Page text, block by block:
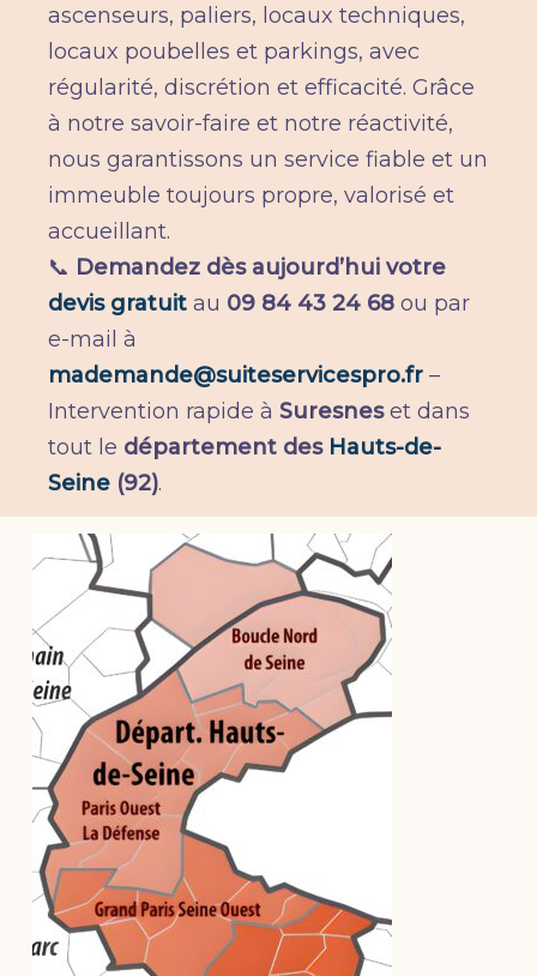
ascenseurs, paliers, locaux techniques,
locaux poubelles et parkings, avec
régularité, discrétion et efficacité. Grâce
à notre savoir-faire et notre réactivité,
nous garantissons un service fiable et un
immeuble toujours propre, valorisé et
accueillant.
📞 Demandez dès aujourd’hui votre
devis gratuit au 09 84 43 24 68 ou par
e-mail à
mademande@suiteservicespro.fr –
Intervention rapide à Suresneset dans
tout le département des Hauts-de-
Seine (92).